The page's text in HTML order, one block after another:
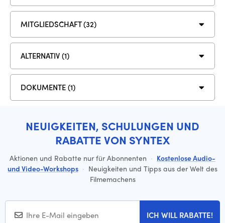
MITGLIEDSCHAFT (32)
ALTERNATIV (1)
DOKUMENTE (1)
NEUIGKEITEN, SCHULUNGEN UND
RABATTE VON SYNTEX
Aktionen und Rabatte nur für Abonnenten · Kostenlose Audio-
und Video-Workshops · Neuigkeiten und Tipps aus der Welt des
Filmemachens
ICH WILL RABATTE!